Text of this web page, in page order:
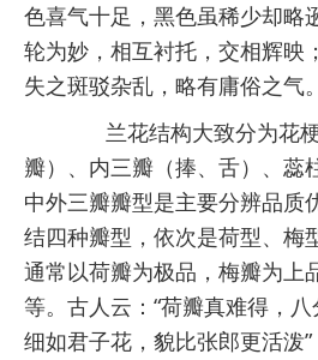
色喜气十足，黑色虽稀少却略
轮为妙，相互衬托，交相辉映
失之斑驳杂乱，略有庸俗之气。
兰花结构大致分为花
瓣）、内三瓣（捧、舌）、蕊
中外三瓣瓣型是主要分辨品质
结四种瓣型，依次是荷型、梅
通常以荷瓣为极品，梅瓣为上
等。古人云：“荷瓣真难得，
细如君子花，貌比张郎更活泼